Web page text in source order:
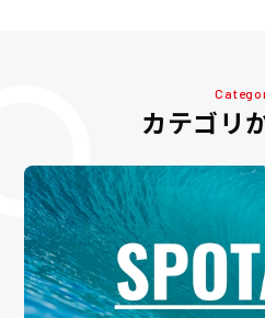
カテゴリ